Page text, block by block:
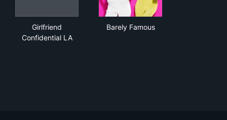
Girlfriend
Confidential LA
Barely Famous